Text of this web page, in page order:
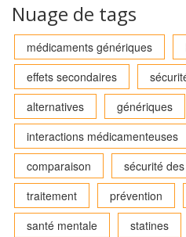
Nuage de tags
médicaments génériques
effets secondaires
alternatives
génériques
interactions médicamenteuses
comparaison
sécurité
traitement
prévention
santé mentale
statines